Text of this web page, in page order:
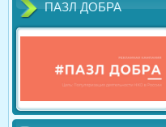
ПАЗЛ ДОБРА